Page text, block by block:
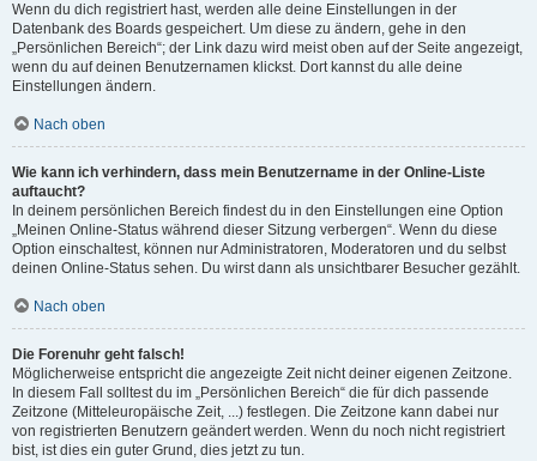
Wenn du dich registriert hast, werden alle deine Einstellungen in der
Datenbank des Boards gespeichert. Um diese zu ändern, gehe in den
„Persönlichen Bereich“; der Link dazu wird meist oben auf der Seite angezeigt,
wenn du auf deinen Benutzernamen klickst. Dort kannst du alle deine
Einstellungen ändern.
Nach oben
Wie kann ich verhindern, dass mein Benutzername in der Online-Liste
auftaucht?
In deinem persönlichen Bereich findest du in den Einstellungen eine Option
„Meinen Online-Status während dieser Sitzung verbergen“. Wenn du diese
Option einschaltest, können nur Administratoren, Moderatoren und du selbst
deinen Online-Status sehen. Du wirst dann als unsichtbarer Besucher gezählt.
Nach oben
Die Forenuhr geht falsch!
Möglicherweise entspricht die angezeigte Zeit nicht deiner eigenen Zeitzone.
In diesem Fall solltest du im „Persönlichen Bereich“ die für dich passende
Zeitzone (Mitteleuropäische Zeit, ...) festlegen. Die Zeitzone kann dabei nur
von registrierten Benutzern geändert werden. Wenn du noch nicht registriert
bist, ist dies ein guter Grund, dies jetzt zu tun.